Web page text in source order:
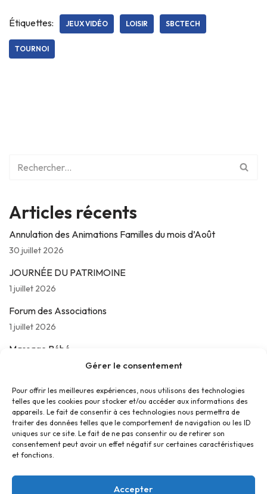
Gérer le consentement
Pour offrir les meilleures expériences, nous utilisons des technologies
telles que les cookies pour stocker et/ou accéder aux informations des
appareils. Le fait de consentir à ces technologies nous permettra de
traiter des données telles que le comportement de navigation ou les ID
uniques sur ce site. Le fait de ne pas consentir ou de retirer son
consentement peut avoir un effet négatif sur certaines caractéristiques
et fonctions.
Accepter
Étiquettes: JEUX VIDÉO LOISIR SBCTECH
TOURNOI
Articles récents
Annulation des Animations Familles du mois d’Août
30 juillet 2026
JOURNÉE DU PATRIMOINE
1 juillet 2026
Forum des Associations
1 juillet 2026
Massage Bébé
Les jeudis de La Parolière
16 juin 2026